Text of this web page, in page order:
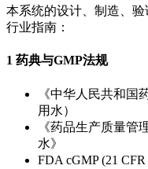
本系统的设计、制造、
行业指南：
1 药典与GMP法规
《中华人民共和国
用水）
《药品生产质量管
水》
FDA cGMP (21